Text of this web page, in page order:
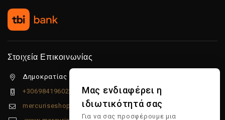
Στοιχεία Επικοινωνίας
Δημοκρατίας 5β Λιμένας Χερσονήσου, 70014
+306984196022
mercuriseshop@gmail.com
Μας ενδιαφέρει η
ιδιωτικότητά σας
Για να σας προσφέρουμε μια